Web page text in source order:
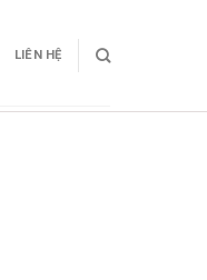
LIÊN HỆ